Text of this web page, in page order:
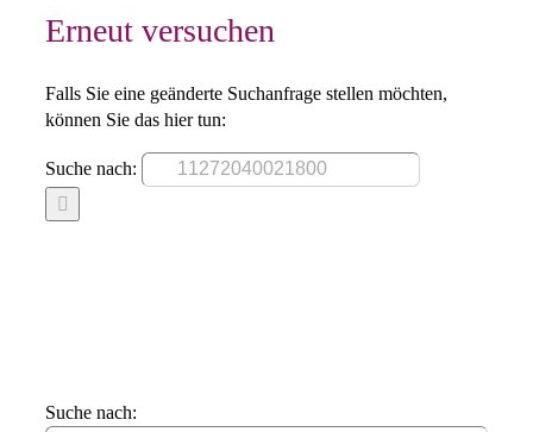
Erneut versuchen
Falls Sie eine geänderte Suchanfrage stellen möchten,
können Sie das hier tun:
Suche nach:
Suche nach: